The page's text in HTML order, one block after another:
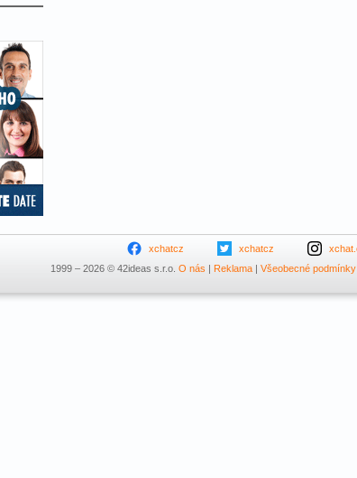
xchatcz xchatcz
1999 – 2026 © 42ideas s.r.o. O nás | Reklama| Všeobecné podmínky